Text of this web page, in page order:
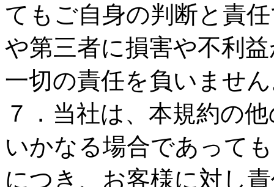
てもご自身の判断と責
や第三者に損害や不利
一切の責任を負いませ
７．当社は、本規約の
いかなる場合であって
につき、お客様に対し